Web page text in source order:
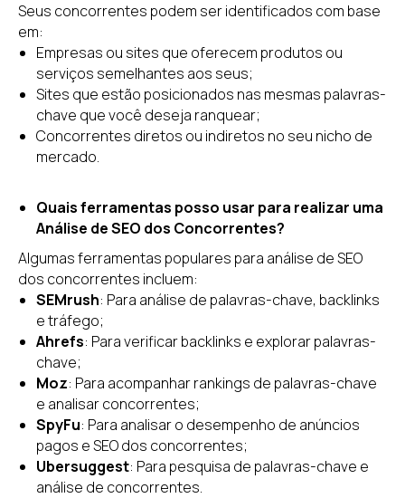
Seus concorrentes podem ser identificados com base
em:
Empresas ou sites que oferecem produtos ou
serviços semelhantes aos seus;
Sites que estão posicionados nas mesmas palavras-
chave que você deseja ranquear;
Concorrentes diretos ou indiretos no seu nicho de
mercado.
Quais ferramentas posso usar para realizar uma
Análise de SEO dos Concorrentes?
Algumas ferramentas populares para análise de SEO
dos concorrentes incluem:
SEMrush: Para análise de palavras-chave, backlinks
e tráfego;
Ahrefs: Para verificar backlinks e explorar palavras-
chave;
Moz: Para acompanhar rankings de palavras-chave
e analisar concorrentes;
SpyFu: Para analisar o desempenho de anúncios
pagos e SEO dos concorrentes;
Ubersuggest: Para pesquisa de palavras-chave e
análise de concorrentes.